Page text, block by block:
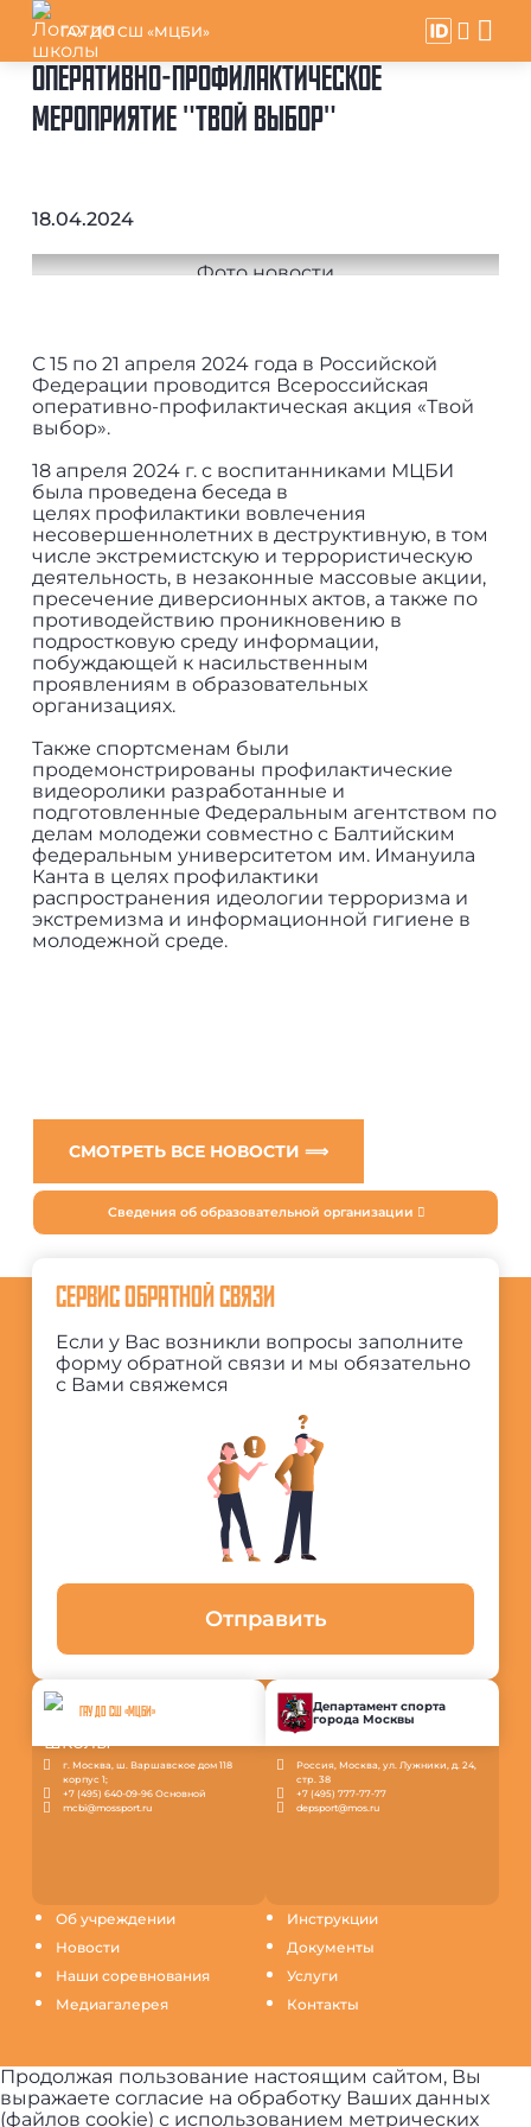
ГАУ ДО СШ «МЦБИ»
ОПЕРАТИВНО-ПРОФИЛАКТИЧЕСКОЕ
МЕРОПРИЯТИЕ "ТВОЙ ВЫБОР"
18.04.2024
С 15 по 21 апреля 2024 года в Российской
Федерации проводится Всероссийская
оперативно-профилактическая акция «Твой
выбор».
18 апреля 2024 г. с воспитанниками МЦБИ
была проведена беседа в
целях профилактики вовлечения
несовершеннолетних в деструктивную, в том
числе экстремистскую и террористическую
деятельность, в незаконные массовые акции,
пресечение диверсионных актов, а также по
противодействию проникновению в
подростковую среду информации,
побуждающей к насильственным
проявлениям в образовательных
организациях.
Также спортсменам были
продемонстрированы профилактические
видеоролики разработанные и
подготовленные Федеральным агентством по
делам молодежи совместно с Балтийским
федеральным университетом им. Имануила
Канта в целях профилактики
распространения идеологии терроризма и
экстремизма и информационной гигиене в
молодежной среде.
СМОТРЕТЬ ВСЕ НОВОСТИ ⟹
Сведения об образовательной организации
Об учреждении
Новости
Наши соревнования
Медиагалерея
Инструкции
Документы
Услуги
Контакты
СЕРВИС ОБРАТНОЙ СВЯЗИ
Если у Вас возникли вопросы заполните
форму обратной связи и мы обязательно
с Вами свяжемся
Отправить
ГАУ ДО СШ «МЦБИ»
г. Москва, ш. Варшавское дом 118
корпус 1;
+7 (495) 640-09-96 Основной
mcbi@mossport.ru
Департамент спорта
города Москвы
Россия, Москва, ул. Лужники, д. 24,
стр. 38
+7 (495) 777-77-77
depsport@mos.ru
Продолжая пользование настоящим сайтом, Вы
выражаете согласие на обработку Ваших данных
(файлов cookie) с использованием метрических